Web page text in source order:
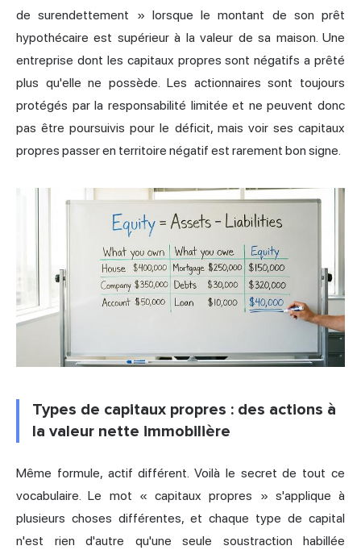
de surendettement » lorsque le montant de son prêt
hypothécaire est supérieur à la valeur de sa maison. Une
entreprise dont les capitaux propres sont négatifs a prêté
plus qu'elle ne possède. Les actionnaires sont toujours
protégés par la responsabilité limitée et ne peuvent donc
pas être poursuivis pour le déficit, mais voir ses capitaux
propres passer en territoire négatif est rarement bon signe.
Types de capitaux propres : des actions à
la valeur nette immobilière
Même formule, actif différent. Voilà le secret de tout ce
vocabulaire. Le mot « capitaux propres » s'applique à
plusieurs choses différentes, et chaque type de capital
n'est rien d'autre qu'une seule soustraction habillée